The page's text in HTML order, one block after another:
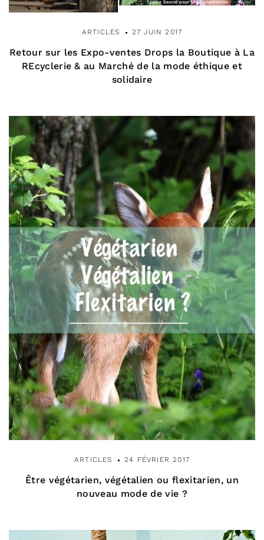
ARTICLES 27 JUIN 2017
Retour sur les Expo-ventes Drops la Boutique à La
REcyclerie & au Marché de la mode éthique et
solidaire
ARTICLES 24 FÉVRIER 2017
Être végétarien, végétalien ou flexitarien, un
nouveau mode de vie ?